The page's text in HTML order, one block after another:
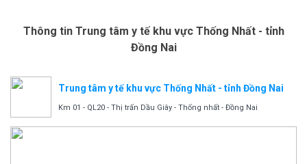
Thông tin Trung tâm y tế khu vực Thống Nhất - tỉnh
Đồng Nai
Trung tâm y tế khu vực Thống Nhất - tỉnh Đồng Nai
Km 01 - QL20 - Thị trấn Dầu Giây - Thống nhất - Đồng Nai